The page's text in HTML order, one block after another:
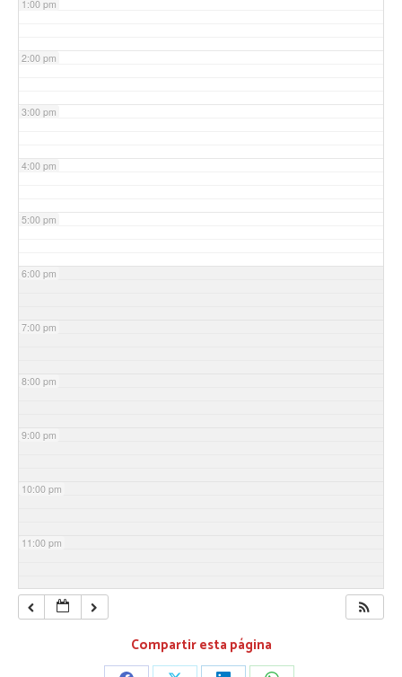
1:00 pm
2:00 pm
3:00 pm
4:00 pm
5:00 pm
6:00 pm
7:00 pm
8:00 pm
9:00 pm
10:00 pm
11:00 pm
Compartir esta página